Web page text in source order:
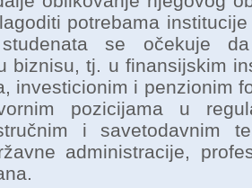
potrebama
se očekuje
biznisu, tj. u finansijskim
investicionim i penzionim
pozicijama u
i savetodavnim
administracije,